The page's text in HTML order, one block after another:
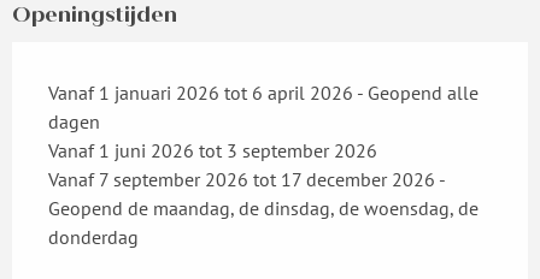
Openingstijden
Vanaf 1 januari 2026 tot 6 april 2026 - Geopend alle
dagen
Vanaf 1 juni 2026 tot 3 september 2026
Vanaf 7 september 2026 tot 17 december 2026 -
Geopend de maandag, de dinsdag, de woensdag, de
donderdag